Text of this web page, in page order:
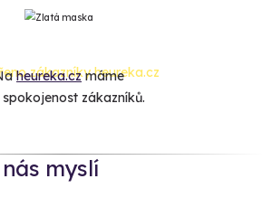
heureka.czmáme
spokojenost zákazníků.
myslí